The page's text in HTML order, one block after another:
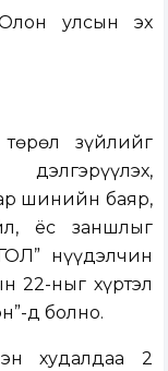
улсын эх
зүйлийг
шинийн баяр,
ёс заншлыг
нүүдэлчин
22-ныг хүртэл
д болно.
худалдаа 2